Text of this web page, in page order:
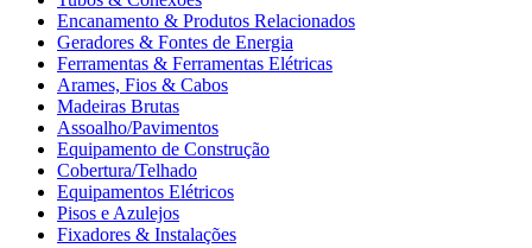
Encanamento & Produtos Relacionados
Geradores & Fontes de Energia
Ferramentas & Ferramentas Elétricas
Arames, Fios & Cabos
Madeiras Brutas
Assoalho/Pavimentos
Equipamento de Construção
Cobertura/Telhado
Equipamentos Elétricos
Pisos e Azulejos
Fixadores & Instalações